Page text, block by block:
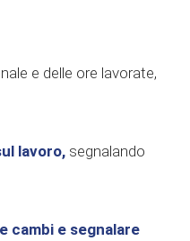
e delle ore lavorate,
lavoro, segnalando
cambi e segnalare